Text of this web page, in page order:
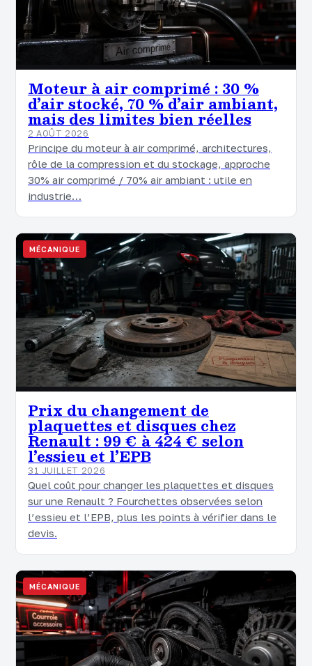
Moteur à air comprimé : 30 %
d’air stocké, 70 % d’air ambiant,
mais des limites bien réelles
2 AOÛT 2026
Principe du moteur à air comprimé, architectures,
rôle de la compression et du stockage, approche
30% air comprimé / 70% air ambiant : utile en
industrie…
MÉCANIQUE
Prix du changement de
plaquettes et disques chez
Renault : 99 € à 424 € selon
l’essieu et l’EPB
31 JUILLET 2026
Quel coût pour changer les plaquettes et disques
sur une Renault ? Fourchettes observées selon
l’essieu et l’EPB, plus les points à vérifier dans le
devis.
MÉCANIQUE